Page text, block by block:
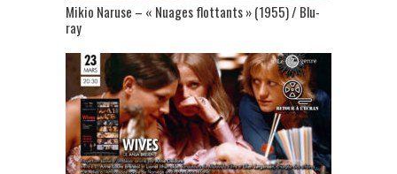
Mikio Naruse – « Nuages flottants » (1955) / Blu-
ray